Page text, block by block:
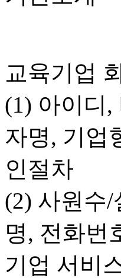
교육기업
(1) 아이디
자명, 기업
인절차
(2) 사원수
명, 전화번
기업 서비